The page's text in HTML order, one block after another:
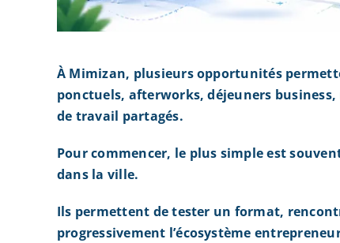
À Mimizan, plusieurs opportunités
ponctuels, afterworks, déjeuners
de travail partagés.
Pour commencer, le plus simple est
dans la ville.
Ils permettent de tester un format,
progressivement l’écosystème